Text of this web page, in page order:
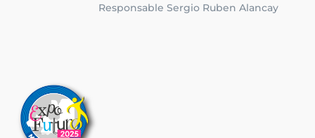
Responsable Sergio Ruben Alancay